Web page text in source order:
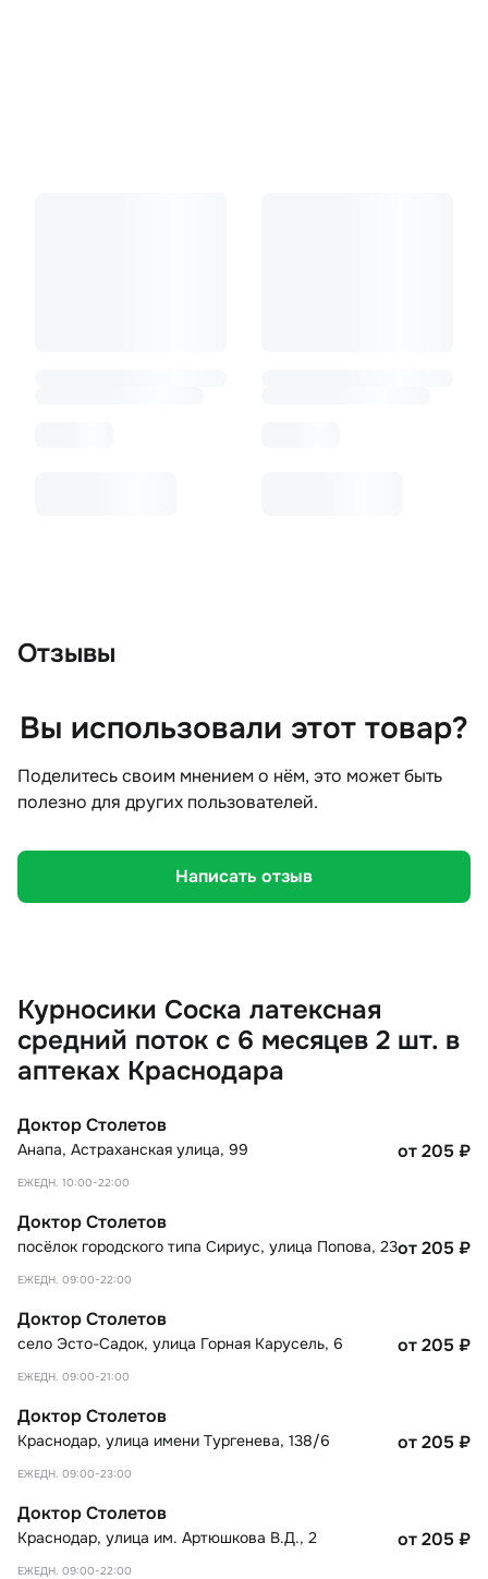
Отзывы
Вы использовали этот товар?
Поделитесь своим мнением о нём, это может быть
полезно для других пользователей.
Написать отзыв
Курносики Соска латексная
средний поток с 6 месяцев 2 шт. в
аптеках Краснодара
Доктор Столетов
Анапа, Астраханская улица, 99
ЕЖЕДН. 10:00-22:00
от 205 ₽
Доктор Столетов
посёлок городского типа Сириус, улица Попова, 23
ЕЖЕДН. 09:00-22:00
от 205 ₽
Доктор Столетов
село Эсто-Садок, улица Горная Карусель, 6
ЕЖЕДН. 09:00-21:00
от 205 ₽
Доктор Столетов
Краснодар, улица имени Тургенева, 138/6
ЕЖЕДН. 09:00-23:00
от 205 ₽
Доктор Столетов
Краснодар, улица им. Артюшкова В.Д., 2
ЕЖЕДН. 09:00-22:00
от 205 ₽